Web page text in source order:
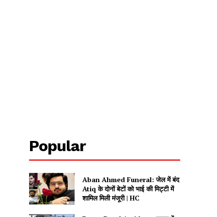
Popular
Aban Ahmed Funeral: जेल में बंद
Atiq के दोनों बेटों को भाई की मिट्टी में
शामिल मिली मंजूरी | HC